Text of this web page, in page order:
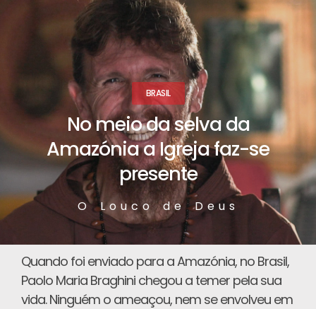
BRASIL
No meio da selva da
Amazónia a Igreja faz-se
presente
O Louco de Deus
Quando foi enviado para a Amazónia, no Brasil,
Paolo Maria Braghini chegou a temer pela sua
vida. Ninguém o ameaçou, nem se envolveu em